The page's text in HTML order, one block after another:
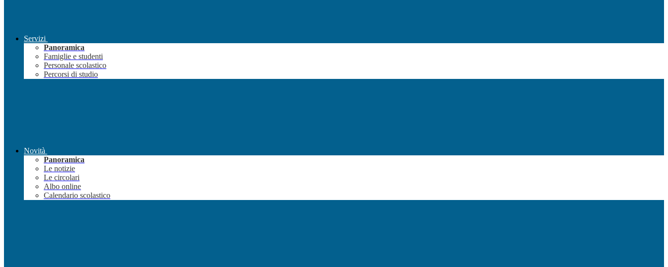
Servizi
Panoramica
Famiglie e studenti
Personale scolastico
Percorsi di studio
Novità
Panoramica
Le notizie
Le circolari
Albo online
Calendario scolastico